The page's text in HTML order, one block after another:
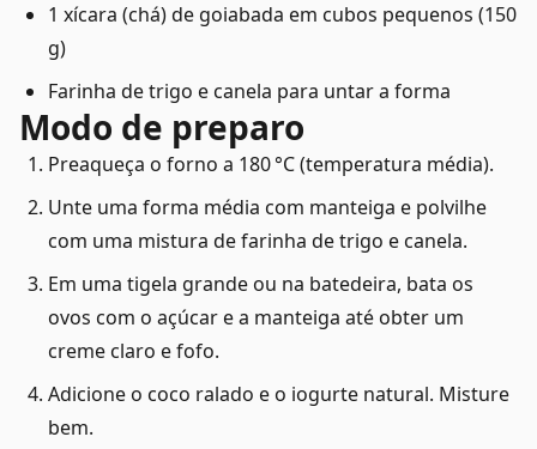
1 xícara (chá) de goiabada em cubos pequenos (150
g)
Farinha de trigo e canela para untar a forma
Modo de preparo
Preaqueça o forno a 180 °C (temperatura média).
Unte uma forma média com manteiga e polvilhe
com uma mistura de farinha de trigo e canela.
Em uma tigela grande ou na batedeira, bata os
ovos com o açúcar e a manteiga até obter um
creme claro e fofo.
Adicione o coco ralado e o iogurte natural. Misture
bem.